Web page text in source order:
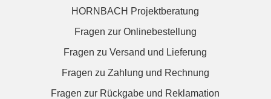
HORNBACH Projektberatung
Fragen zur Onlinebestellung
Fragen zu Versand und Lieferung
Fragen zu Zahlung und Rechnung
Fragen zur Rückgabe und Reklamation